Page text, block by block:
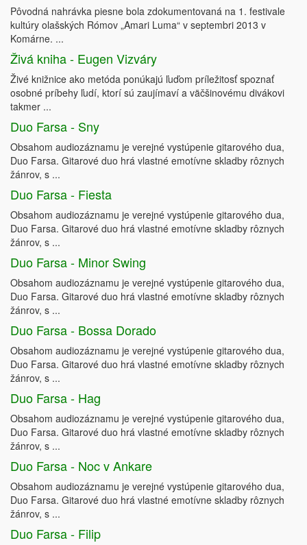
Pôvodná nahrávka piesne bola zdokumentovaná na 1. festivale
kultúry olašských Rómov „Amari Luma“ v septembri 2013 v
Komárne. ...
Živá kniha - Eugen Vizváry
Živé knižnice ako metóda ponúkajú ľuďom príležitosť spoznať
osobné príbehy ľudí, ktorí sú zaujímaví a väčšinovému divákovi
takmer ...
Duo Farsa - Sny
Obsahom audiozáznamu je verejné vystúpenie gitarového dua,
Duo Farsa. Gitarové duo hrá vlastné emotívne skladby rôznych
žánrov, s ...
Duo Farsa - Fiesta
Obsahom audiozáznamu je verejné vystúpenie gitarového dua,
Duo Farsa. Gitarové duo hrá vlastné emotívne skladby rôznych
žánrov, s ...
Duo Farsa - Minor Swing
Obsahom audiozáznamu je verejné vystúpenie gitarového dua,
Duo Farsa. Gitarové duo hrá vlastné emotívne skladby rôznych
žánrov, s ...
Duo Farsa - Bossa Dorado
Obsahom audiozáznamu je verejné vystúpenie gitarového dua,
Duo Farsa. Gitarové duo hrá vlastné emotívne skladby rôznych
žánrov, s ...
Duo Farsa - Hag
Obsahom audiozáznamu je verejné vystúpenie gitarového dua,
Duo Farsa. Gitarové duo hrá vlastné emotívne skladby rôznych
žánrov, s ...
Duo Farsa - Noc v Ankare
Obsahom audiozáznamu je verejné vystúpenie gitarového dua,
Duo Farsa. Gitarové duo hrá vlastné emotívne skladby rôznych
žánrov, s ...
Duo Farsa - Filip